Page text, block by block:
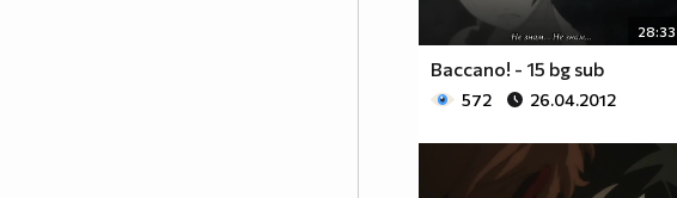
28:33
Baccano! - 15 bg sub
572 26.04.2012